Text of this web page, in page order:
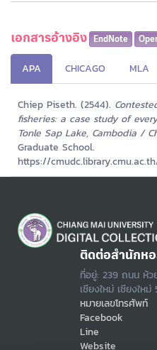
เอกสารอ้างอิง EndNote
APA CHICAGO MLA
Chiep Piseth. (2544).
fisheries: a case study of
Tonle Sap Lake, Cambodia /
Graduate School.
https://
ติดต่อสำนักห
ที่อยู่: 239 ถนน ห้ว
เชียงใหม่ เชียงให
หมายเลขโทร
Facebook
Line
Website